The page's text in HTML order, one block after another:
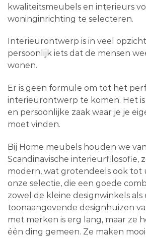
kwaliteitsmeubels en interieurs
woninginrichting te selecteren.
Interieurontwerp is in veel
persoonlijk iets dat de mensen
wonen.
Er is geen formule om tot het
interieurontwerp te komen. Het
en persoonlijke zaak waar je je
moet vinden.
Bij Home meubels houden we
Scandinavische interieurfilosofie,
modern, wat grotendeels ook tot
onze selectie, die een goede
zowel de kleine designwinkels als
toonaangevende designhuizen
met merken is erg lang, maar ze
één ding gemeen. Ze maken